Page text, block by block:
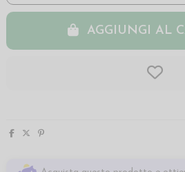
AGGIUNGI AL